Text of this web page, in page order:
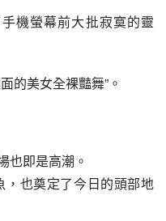
機螢幕前大批寂寞的靈
的美女全裸豔舞”。
也即是高潮。
也奠定了今日的頭部地